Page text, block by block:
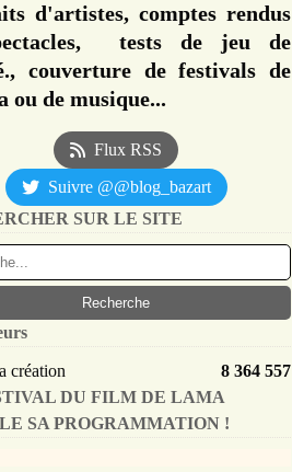
d'artistes, comptes rendus
tests de jeu de
couverture de festivals de
ou de musique...
Flux RSS
Suivre @@blog_bazart
SUR LE SITE
création
8 364 557
DU FILM DE LAMA
SA PROGRAMMATION !